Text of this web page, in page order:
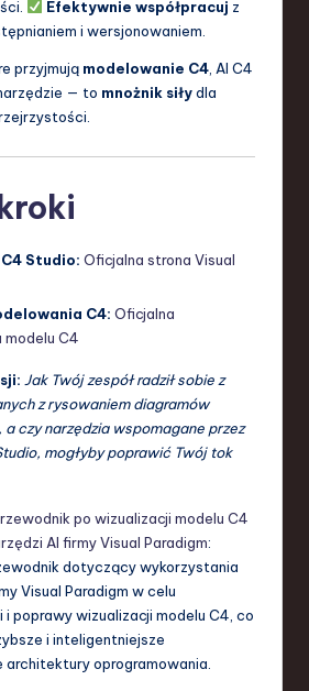
Efektywnie współpracuj z
i wersjonowaniem.
przyjmują modelowanie C4 , AI C4
— to mnożnik siłydla
Studio: Oficjalna strona Visual
C4: Oficjalna
modelu C4
Jak Twój zespół radził sobie z
z rysowaniem diagramów
czy narzędzia wspomagane przez
mogłyby poprawić Twój tok
po wizualizacji modelu C4
AI firmy Visual Paradigm:
dotyczący wykorzystania
Visual Paradigm w celu
poprawy wizualizacji modelu C4, co
i inteligentniejsze
oprogramowania.